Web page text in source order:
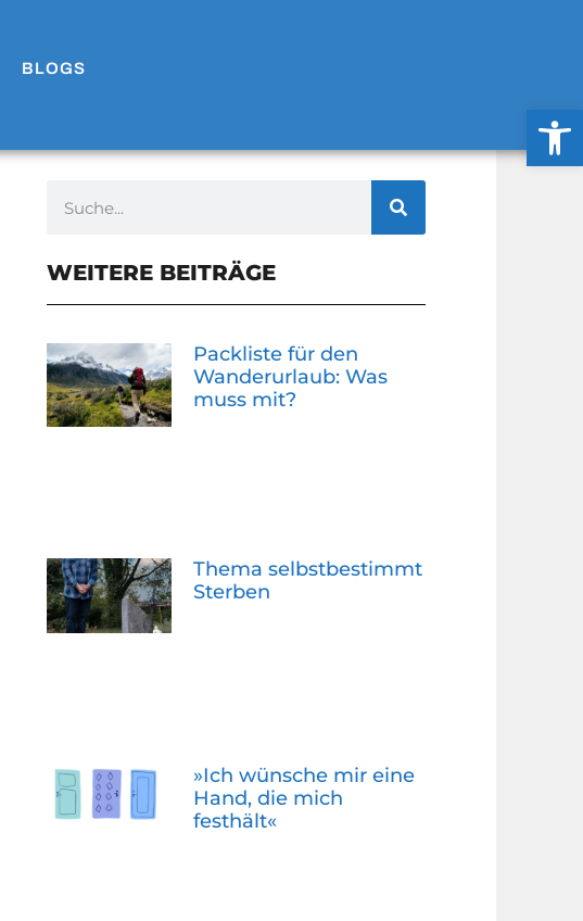
BLOGS
WEITERE BEITRÄGE
Packliste für den
Wanderurlaub: Was
muss mit?
Thema selbstbestimmt
Sterben
»Ich wünsche mir eine
Hand, die mich
festhält«